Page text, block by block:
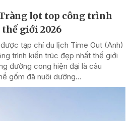
lọt top công trình
giới 2026
tạp chí du lịch Time Out (Anh)
trình kiến trúc đẹp nhất thế giới
đường cong hiện đại là câu
gốm đã nuôi dưỡng...